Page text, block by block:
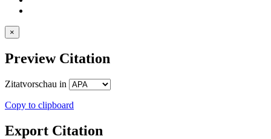
×
Preview Citation
Zitatvorschau in
Copy to clipboard
Export Citation